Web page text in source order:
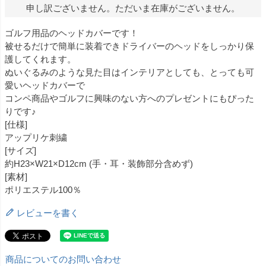
申し訳ございません。ただいま在庫がございません。
ゴルフ用品のヘッドカバーです！
被せるだけで簡単に装着できドライバーのヘッドをしっかり保
護してくれます。
ぬいぐるみのような見た目はインテリアとしても、とっても可
愛いヘッドカバーで
コンペ商品やゴルフに興味のない方へのプレゼントにもぴった
りです♪
[仕様]
アップリケ刺繍
[サイズ]
約H23×W21×D12cm (手・耳・装飾部分含めず)
[素材]
ポリエステル100％
レビューを書く
商品についてのお問い合わせ